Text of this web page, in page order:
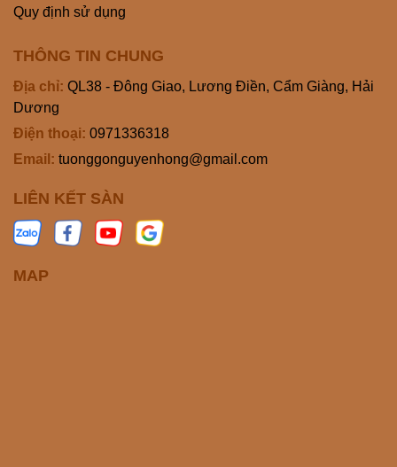
Quy định sử dụng
THÔNG TIN CHUNG
Địa chỉ: QL38 - Đông Giao, Lương Điền, Cẩm Giàng, Hải
Dương
Điện thoại: 0971336318
Email: tuonggonguyenhong@gmail.com
LIÊN KẾT SÀN
MAP